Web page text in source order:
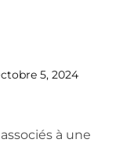
5, 2024
à une